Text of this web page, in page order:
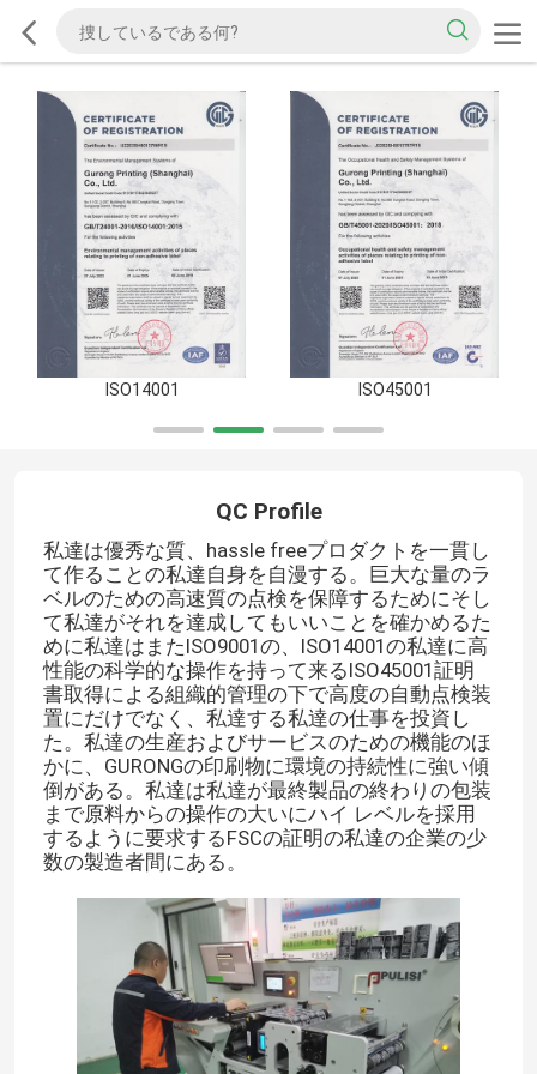
ISO14001 ISO45001
QC Profile
私達は優秀な質、hassle freeプロダクトを一貫し
て作ることの私達自身を自漫する。巨大な量のラ
ベルのための高速質の点検を保障するためにそし
て私達がそれを達成してもいいことを確かめるた
めに私達はまたISO9001の、ISO14001の私達に高
性能の科学的な操作を持って来るISO45001証明
書取得による組織的管理の下で高度の自動点検装
置にだけでなく、私達する私達の仕事を投資し
た。私達の生産およびサービスのための機能のほ
かに、GURONGの印刷物に環境の持続性に強い傾
倒がある。私達は私達が最終製品の終わりの包装
まで原料からの操作の大いにハイ レベルを採用
するように要求するFSCの証明の私達の企業の少
数の製造者間にある。